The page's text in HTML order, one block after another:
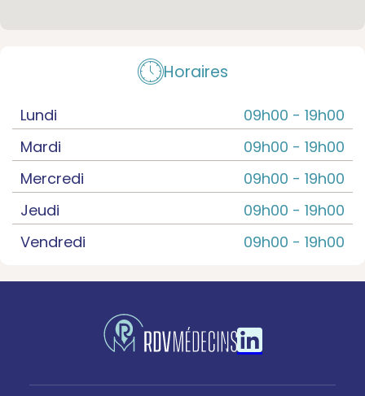
Horaires
Lundi 09h00 - 19h00
Mardi
09h00 - 19h00
Mercredi
09h00 - 19h00
Jeudi
09h00 - 19h00
Vendredi
09h00 - 19h00